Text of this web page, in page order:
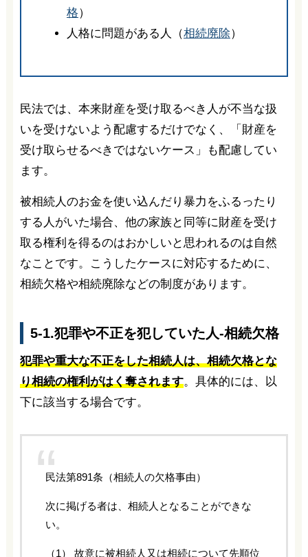
格）
人格に問題がある人（相続廃除）
民法では、本来財産を受け取るべき人が不当な扱
いを受けないよう配慮するだけでなく、「財産を
受け取らせるべきではないケース」も配慮してい
ます。
被相続人のお金を使い込んだり暴力をふるったり
する人がいた場合、他の家族と同等に財産を受け
取る権利を得るのはおかしいと思われるのは自然
なことです。こうしたケースに対応するために、
相続欠格や相続廃除などの制度があります。
5-1.犯罪や不正を犯していた人-相続欠格
犯罪や重大な不正をした相続人は、相続欠格とな
り相続の権利がはく奪されます。具体的には、以
下に該当する場合です。
民法第891条（相続人の欠格事由）
次に掲げる者は、相続人となることができな
い。
（1） 故意に被相続人又は相続について先順位